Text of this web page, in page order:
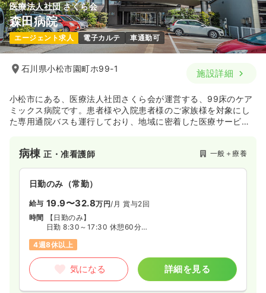
医療法人社団 さくら会
森田病院
エージェント求人 電子カルテ 車通勤可
石川県小松市園町ホ99-1 施設詳細
小松市にある、医療法人社団さくら会が運営する、99床のケア
ミックス病院です。患者様や入院患者様のご家族様を対象にし
た専用通院バスも運行しており、地域に密着した医療サービス
科・ペインクリニック、外科・消化器科・脳神経外科・眼科
と、各科専門医が診療にあたる体制で充実した医療を提供して
います。
病棟正・准看護師 一般＋療養
日勤のみ（常勤）
給与 19.9〜32.8万円/月 賞与2回
時間
【日勤のみ】
日勤 8:30～17:30 休憩60分
※病棟により頻度は少ないですが
早番 6:00～15:00
遅番 13:00～22:00
のシフトもあります。
4週8休以上
気になる 詳細を見る